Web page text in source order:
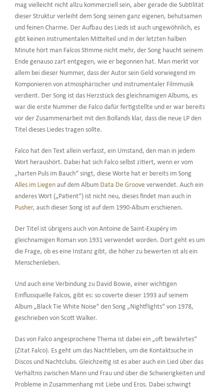
mag vielleicht nicht allzu kommerziell sein, aber gerade die Subtilität
dieser Struktur verleiht dem Song seinen ganz eigenen, behutsamen
und feinen Charme. Der Aufbau des Lieds ist auch ungewöhnlich, es
gibt keinen instrumentalen Mittelteil und in der letzten halben
Minute hört man Falcos Stimme nicht mehr, der Song haucht seinem
Ende genauso zart entgegen, wie er begonnen hat. Man merkt vor
allem bei dieser Nummer, dass der Autor sein Geld vorwiegend im
Komponieren von atmosphärischer und instrumentaler Filmmusik
verdient. Der Song ist das Herzstück des gleichnamigen Albums, es
war die erste Nummer die Falco dafür fertigstellte und er war bereits
vor der Zusammenarbeit mit den Bollands klar, dass die neue LP den
Titel dieses Liedes tragen sollte.
Falco hat den Text allein verfasst, ein Umstand, den man in jedem
Wort heraushört. Dabei hat sich Falco selbst zitiert, wenn er vom
„harten Puls im Bauch“ singt, diese Worte hat er bereits im Song
Alles im Liegenauf dem Album Data De Groove verwendet. Auch ein
anderes Wort („Patient“) ist nicht neu, dieses findet man auch in
Pusher, auch dieser Song ist auf dem 1990-Album erschienen.
Der Titel ist übrigens auch von Antoine de Saint-Exupéry im
gleichnamigen Roman von 1931 verwendet worden. Dort geht es um
die Frage, ob es eine Instanz gibt, die höher zu bewerten ist als ein
Menschenleben.
Und auch eine Verbindung zu David Bowie, einer wichtigen
Einflussquelle Falcos, gibt es: so coverte dieser 1993 auf seinem
Album „Black Tie White Noise“ den Song „Nightflights“ von 1978,
geschrieben von Scott Walker.
Das von Falco angesprochene Thema ist dabei ein „oft bewährtes“
(Zitat Falco). Es geht um das Nachtleben, um die Kontaktsuche in
Discos und Nachtclubs. Gleichzeitig ist es aber auch ein Lied über das
Verhältnis zwischen Mann und Frau und über die Schwierigkeiten und
Probleme in Zusammenhang mit Liebe und Eros. Dabei schwingt